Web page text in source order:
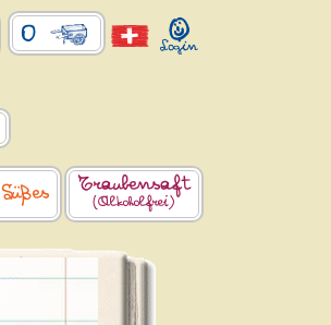
0
Süßes Traubensaft
(Alkoholfrei)